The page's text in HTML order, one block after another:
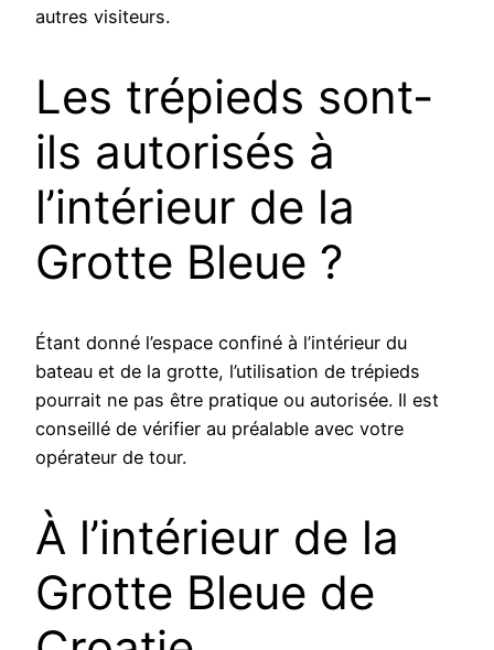
autres visiteurs.
Les trépieds sont-
ils autorisés à
l’intérieur de la
Grotte Bleue ?
Étant donné l’espace confiné à l’intérieur du
bateau et de la grotte, l’utilisation de trépieds
pourrait ne pas être pratique ou autorisée. Il est
conseillé de vérifier au préalable avec votre
opérateur de tour.
À l’intérieur de la
Grotte Bleue de